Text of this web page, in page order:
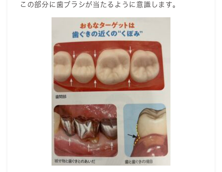
この部分に歯ブラシが当たるように意識します。